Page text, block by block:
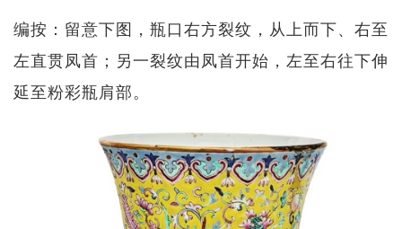
编按：留意下图，瓶口右方裂纹，从上而下、右至
左直贯凤首；另一裂纹由凤首开始，左至右往下伸
延至粉彩瓶肩部。